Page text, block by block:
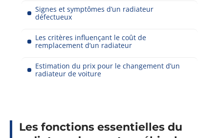
Signes et symptômes d’un radiateur
défectueux
Les critères influençant le coût de
remplacement d’un radiateur
Estimation du prix pour le changement d’un
radiateur de voiture
Les fonctions essentielles du